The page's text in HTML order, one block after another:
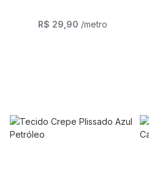
R$ 29,90 /metro